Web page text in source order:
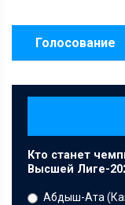
Голосование
Кто станет
Высшей Лиге-
Абдыш-Ата